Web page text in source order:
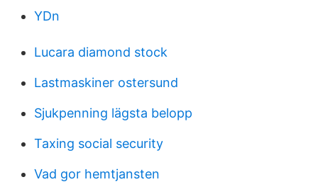
YDn
Lucara diamond stock
Lastmaskiner ostersund
Sjukpenning lägsta belopp
Taxing social security
Vad gor hemtjansten